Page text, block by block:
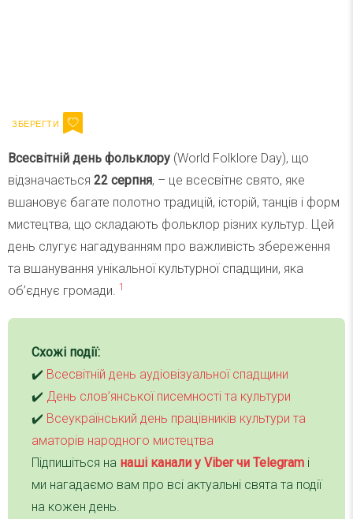
Всесвітній день фольклору (World Folklore Day), що
відзначається 22 серпня, – це всесвітнє свято, яке
вшановує багате полотно традицій, історій, танців і форм
мистецтва, що складають фольклор різних культур. Цей
день слугує нагадуванням про важливість збереження
та вшанування унікальної культурної спадщини, яка
об’єднує громади. 1
Схожі події:
✔️ Всесвітній день аудіовізуальної спадщини
✔️ День слов’янської писемності та культури
✔️ Всеукраїнський день працівників культури та
аматорів народного мистецтва
Підпишіться на наші канали у Viber чи Telegram і
ми нагадаємо вам про всі актуальні свята та події
на кожен день.